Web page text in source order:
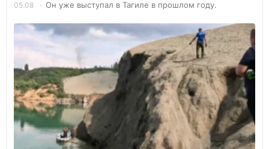
05.08 Он уже выступал в Тагиле в прошлом году.